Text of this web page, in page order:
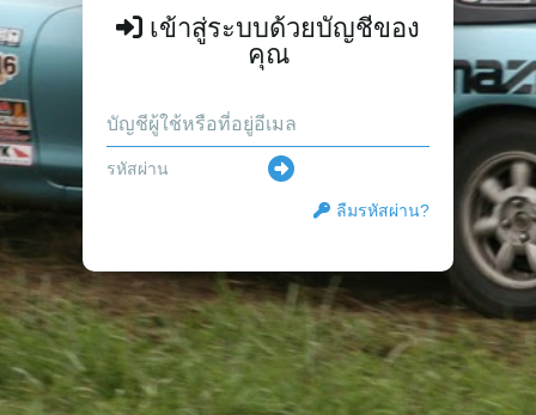
เข้าสู่ระบบด้วยบัญชีของ
คุณ
ลืมรหัสผ่าน?